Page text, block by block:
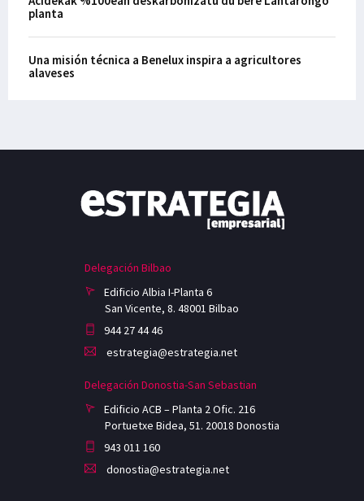
planta
Una misión técnica a Benelux inspira a agricultores
alaveses
Delegación Bilbao
Edificio Albia I-Planta 6
San Vicente, 8. 48001 Bilbao
944 27 44 46
estrategia@estrategia.net
Delegación Donostia-San Sebastian
Edificio ACB – Planta 2 Ofic. 216
Portuetxe Bidea, 51. 20018 Donostia
943 011 160
donostia@estrategia.net